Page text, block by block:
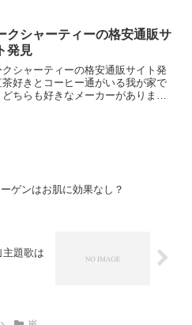
清原と交流のある大物司会者、って
んだろう？検索すると...
クシャーティーの格安通販サ
発見
クシャーティーの格安通販サイト発
茶好きとコーヒー通がいる我が家で
どちらも好きなメーカーがありま
ゲンはお肌に効果なし？
主題歌は